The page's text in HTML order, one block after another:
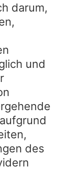
darum,
und
des